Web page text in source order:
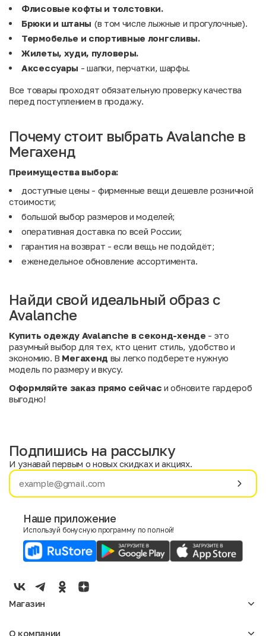
Флисовые кофты и толстовки.
Брюки и штаны (в том числе лыжные и прогулочные).
Термобелье и спортивные лонгсливы.
Жилеты, худи, пуловеры.
Аксессуары - шапки, перчатки, шарфы.
Все товары проходят обязательную проверку качества
перед поступлением в продажу.
Почему стоит выбрать Avalanche в
Мегахенд
Преимущества выбора:
доступные цены - фирменные вещи дешевле розничной
стоимости;
большой выбор размеров и моделей;
оперативная доставка по всей России;
гарантия на возврат - если вещь не подойдёт;
еженедельное обновление ассортимента.
Найди свой идеальный образ с
Avalanche
Купить одежду Avalanche в секонд-хенде - это
разумный выбор для тех, кто ценит стиль, удобство и
экономию. В Мегахенд вы легко подберете нужную
модель по размеру и вкусу.
Оформляйте заказ прямо сейчас и обновите гардероб
выгодно!
Имя
E-mail
Мужской
Женский
Подпишись на рассылку
И узнавай первым о новых скидках и акциях.
Наше приложение
Используй бонусную программу по полной!
Магазин
О компании